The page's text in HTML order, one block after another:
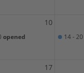
10
opened 14 - 20
17